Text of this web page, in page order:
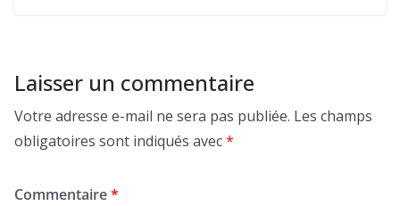
Laisser un commentaire
Votre adresse e-mail ne sera pas publiée. Les champs
obligatoires sont indiqués avec*
Commentaire*